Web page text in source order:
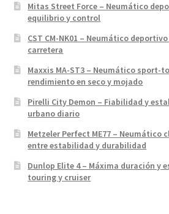
Mitas Street Force – Neumático
equilibrio y control
CST CM-NK01 – Neumático
carretera
Maxxis MA-ST3 – Neumático sport-
rendimiento en seco y mojado
Pirelli City Demon – Fiabilidad y
urbano diario
Metzeler Perfect ME77 – Neumático
entre estabilidad y durabilidad
Dunlop Elite 4 – Máxima duración y
touring y cruiser